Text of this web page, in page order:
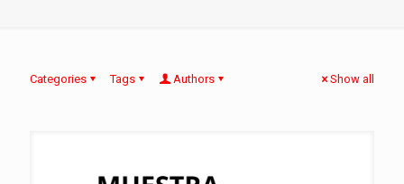
Categories Tags Authors Show all